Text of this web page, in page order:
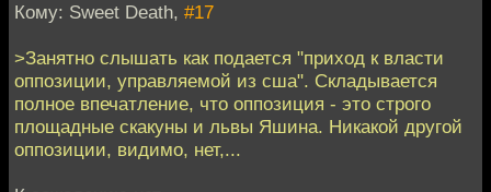
Кому: Sweet Death, #17
>Занятно слышать как подается "приход к власти
оппозиции, управляемой из сша". Складывается
полное впечатление, что оппозиция - это строго
площадные скакуны и львы Яшина. Никакой другой
оппозиции, видимо, нет,...